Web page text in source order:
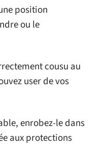
position
ou le
cousu au
user de vos
enrobez-le dans
aux protections